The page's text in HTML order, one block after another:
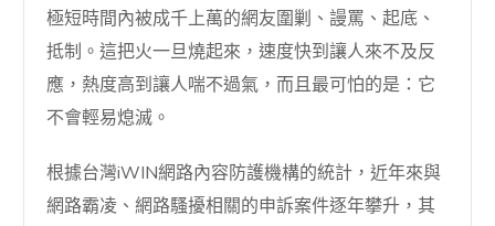
極短時間內被成千上萬的網友圍剿、謾罵、起底、
抵制。這把火一旦燒起來，速度快到讓人來不及反
應，熱度高到讓人喘不過氣，而且最可怕的是：它
不會輕易熄滅。
根據台灣iWIN網路內容防護機構的統計，近年來與
網路霸凌、網路騷擾相關的申訴案件逐年攀升，其